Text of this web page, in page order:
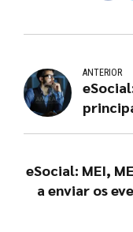
ANTERIOR
eSocial: MEI,
a enviar os